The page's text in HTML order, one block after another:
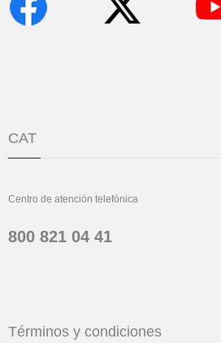
CAT
Centro de atención telefónica
800 821 04 41
Términos y condiciones